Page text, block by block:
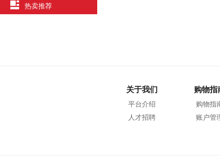
热卖推荐
关于我们
平台介绍
人才招聘
购物指
购物指
账户管